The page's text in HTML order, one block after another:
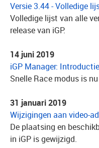
Versie 3.44 - Volledige
Volledige lijst van alle
release van iGP.
14 juni 2019
iGP Manager:
Snelle Race modus is
31 januari 2019
Wijzigingen aan video-
De plaatsing en
in iGP is gewijzigd.